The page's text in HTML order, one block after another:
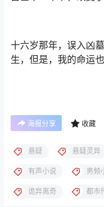
十六岁那年，误入凶
生，但是，我的命运
海报分享 收藏
悬疑 悬疑灵异
有声小说 男频
诡异离奇 都市